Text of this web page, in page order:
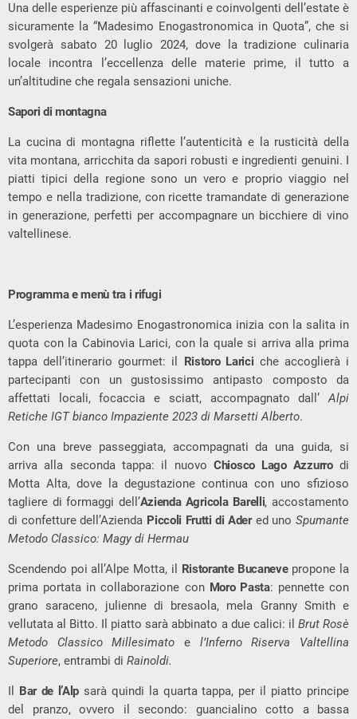
Una delle esperienze più affascinanti e coinvolgenti dell’estate è
sicuramente la “Madesimo Enogastronomica in Quota”, che si
svolgerà sabato 20 luglio 2024, dove la tradizione culinaria
locale incontra l’eccellenza delle materie prime, il tutto a
un’altitudine che regala sensazioni uniche.
Sapori di montagna
La cucina di montagna riflette l’autenticità e la rusticità della
vita montana, arricchita da sapori robusti e ingredienti genuini. I
piatti tipici della regione sono un vero e proprio viaggio nel
tempo e nella tradizione, con ricette tramandate di generazione
in generazione, perfetti per accompagnare un bicchiere di vino
valtellinese.
Programma e menù tra i rifugi
L’esperienza Madesimo Enogastronomica inizia con la salita in
quota con la Cabinovia Larici, con la quale si arriva alla prima
tappa dell’itinerario gourmet: il Ristoro Larici che accoglierà i
partecipanti con un gustosissimo antipasto composto da
affettati locali, focaccia e sciatt, accompagnato dall’Alpi
Retiche IGT bianco Impaziente 2023 di Marsetti Alberto.
Con una breve passeggiata, accompagnati da una guida, si
arriva alla seconda tappa: il nuovo Chiosco Lago Azzurrodi
Motta Alta, dove la degustazione continua con uno sfizioso
tagliere di formaggi dell’Azienda Agricola Barelli, accostamento
di confetture dell’Azienda Piccoli Frutti di Adered unoSpumante
Metodo Classico: Magy di Hermau
Scendendo poi all’Alpe Motta, il Ristorante Bucanevepropone la
prima portata in collaborazione con Moro Pasta: pennette con
grano saraceno, julienne di bresaola, mela Granny Smith e
vellutata al Bitto. Il piatto sarà abbinato a due calici: il Brut Rosè
Metodo Classico Millesimato e l’Inferno Riserva Valtellina
Superiore, entrambi di Rainoldi.
Il Bar de l’Alp sarà quindi la quarta tappa, per il piatto principe
del pranzo, ovvero il secondo: guancialino cotto a bassa